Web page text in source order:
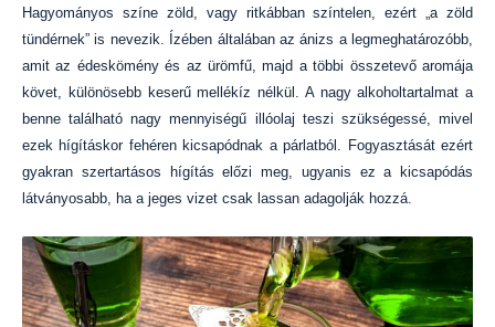
Hagyományos színe zöld, vagy ritkábban színtelen, ezért „a zöld
tündérnek” is nevezik. Ízében általában az ánizs a legmeghatározóbb,
amit az édeskömény és az ürömfű, majd a többi összetevő aromája
követ, különösebb keserű mellékíz nélkül. A nagy alkoholtartalmat a
benne található nagy mennyiségű illóolaj teszi szükségessé, mivel
ezek hígításkor fehéren kicsapódnak a párlatból. Fogyasztását ezért
gyakran szertartásos hígítás előzi meg, ugyanis ez a kicsapódás
látványosabb, ha a jeges vizet csak lassan adagolják hozzá.